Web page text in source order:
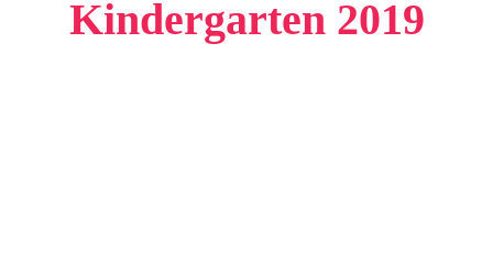
Kindergarten 2019